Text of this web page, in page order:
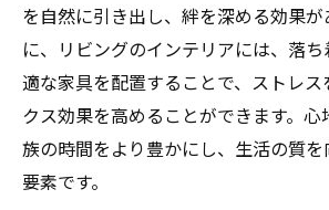
を自然に引き出し、絆を深める効果が
に、リビングのインテリアには、落
適な家具を配置することで、ストレス
クス効果を高めることができます。
族の時間をより豊かにし、生活の質
要素です。